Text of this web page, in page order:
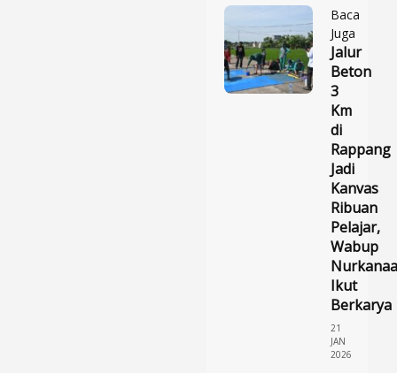
Baca
Juga
Jalur
Beton
3
Km
di
Rappang
Jadi
Kanvas
Ribuan
Pelajar,
Wabup
Ikut
Berkarya
21
JAN
2026